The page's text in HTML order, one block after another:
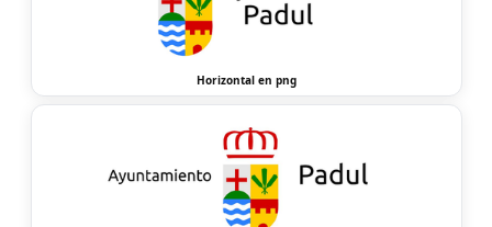
Horizontal en png